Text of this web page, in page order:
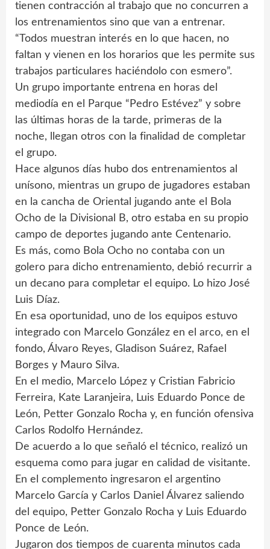
tienen contracción al trabajo que no concurren a
los entrenamientos sino que van a entrenar.
“Todos muestran interés en lo que hacen, no
faltan y vienen en los horarios que les permite sus
trabajos particulares haciéndolo con esmero”.
Un grupo importante entrena en horas del
mediodía en el Parque “Pedro Estévez” y sobre
las últimas horas de la tarde, primeras de la
noche, llegan otros con la finalidad de completar
el grupo.
Hace algunos días hubo dos entrenamientos al
unísono, mientras un grupo de jugadores estaban
en la cancha de Oriental jugando ante el Bola
Ocho de la Divisional B, otro estaba en su propio
campo de deportes jugando ante Centenario.
Es más, como Bola Ocho no contaba con un
golero para dicho entrenamiento, debió recurrir a
un decano para completar el equipo. Lo hizo José
Luis Díaz.
En esa oportunidad, uno de los equipos estuvo
integrado con Marcelo González en el arco, en el
fondo, Álvaro Reyes, Gladison Suárez, Rafael
Borges y Mauro Silva.
En el medio, Marcelo López y Cristian Fabricio
Ferreira, Kate Laranjeira, Luis Eduardo Ponce de
León, Petter Gonzalo Rocha y, en función ofensiva
Carlos Rodolfo Hernández.
De acuerdo a lo que señaló el técnico, realizó un
esquema como para jugar en calidad de visitante.
En el complemento ingresaron el argentino
Marcelo García y Carlos Daniel Álvarez saliendo
del equipo, Petter Gonzalo Rocha y Luis Eduardo
Ponce de León.
Jugaron dos tiempos de cuarenta minutos cada